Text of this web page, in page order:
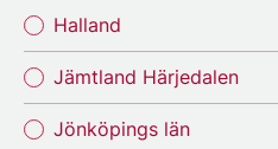
Halland
Jämtland Härjedalen
Jönköpings län